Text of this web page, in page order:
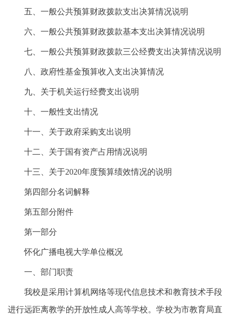
五、一般公共预算财政拨款支出决算情况说明
六、一般公共预算财政拨款基本支出决算情况说明
七、一般公共预算财政拨款三公经费支出决算情况说明
八、政府性基金预算收入支出决算情况
九、关于机关运行经费支出说明
十、一般性支出情况
十一、关于政府采购支出说明
十二、关于国有资产占用情况说明
十三、关于2020年度预算绩效情况的说明
第四部分名词解释
第五部分附件
第一部分
怀化广播电视大学单位概况
一、部门职责
我校是采用计算机网络等现代信息技术和教育技术手段
进行远距离教学的开放性成人高等学校。学校为市教育局直